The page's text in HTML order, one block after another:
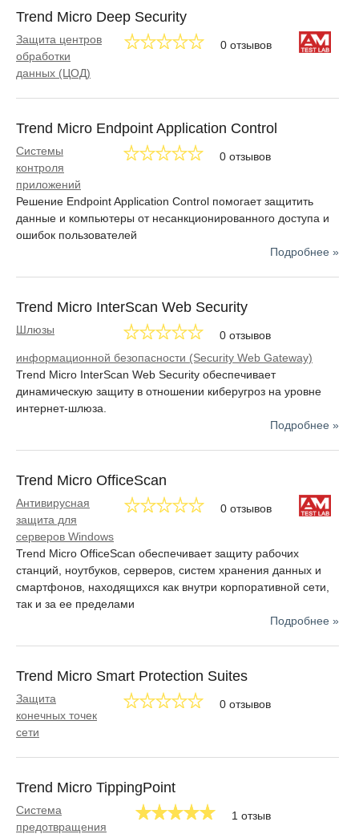
Trend Micro Deep Security
0 отзывов
Защита центров
обработки
данных (ЦОД)
Trend Micro Endpoint Application Control
0 отзывов
Системы
контроля
приложений
Решение Endpoint Application Control помогает защитить
данные и компьютеры от несанкционированного доступа и
ошибок пользователей
Подробнее »
Trend Micro InterScan Web Security
0 отзывов
Шлюзы
информационной безопасности (Security Web Gateway)
Trend Micro InterScan Web Security обеспечивает
динамическую защиту в отношении киберугроз на уровне
интернет-шлюза.
Подробнее »
Trend Micro OfficeScan
0 отзывов
Антивирусная
защита для
серверов Windows
Trend Micro OfficeScan обеспечивает защиту рабочих
станций, ноутбуков, серверов, систем хранения данных и
смартфонов, находящихся как внутри корпоративной сети,
так и за ее пределами
Подробнее »
Trend Micro Smart Protection Suites
0 отзывов
Защита
конечных точек
сети
Trend Micro TippingPoint
1 отзыв
Система
предотвращения